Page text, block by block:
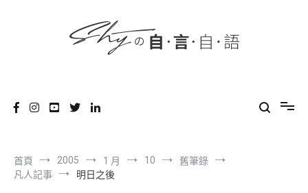
首頁 2005 1 月 10
舊筆錄
凡人記事
明日之後